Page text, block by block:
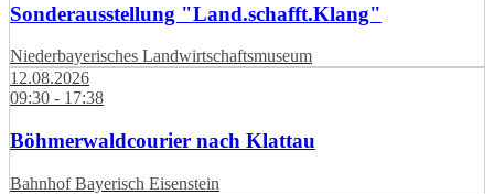
Sonderausstellung "Land.schafft.Klang"
Niederbayerisches Landwirtschaftsmuseum
12.08.2026
09:30 - 17:38
Böhmerwaldcourier nach Klattau
Bahnhof Bayerisch Eisenstein